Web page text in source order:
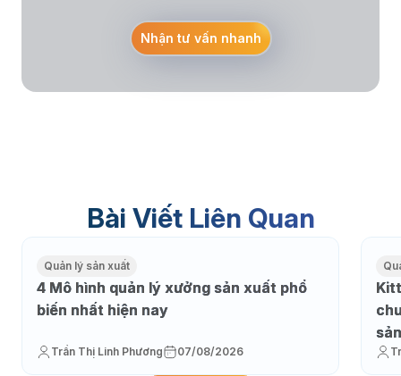
Nhận tư vấn nhanh
Bài Viết Liên Quan
Quản lý sản xuất
4 Mô hình quản lý xưởng sản xuất phổ
biến nhất hiện nay
Trần Thị Linh Phương 07/08/2026